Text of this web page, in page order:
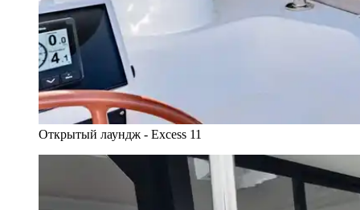
Открытый лаундж - Excess 11